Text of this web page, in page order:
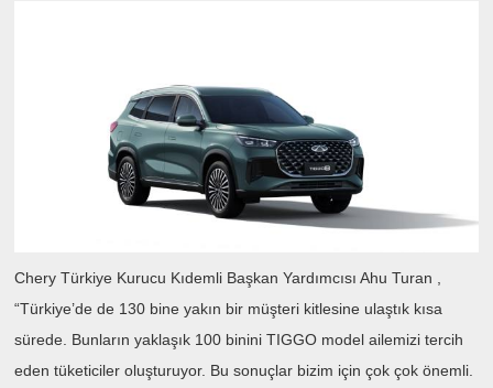
Chery Türkiye Kurucu Kıdemli Başkan Yardımcısı Ahu Turan ,
“Türkiye’de de 130 bine yakın bir müşteri kitlesine ulaştık kısa
sürede. Bunların yaklaşık 100 binini TIGGO model ailemizi tercih
eden tüketiciler oluşturuyor. Bu sonuçlar bizim için çok çok önemli.